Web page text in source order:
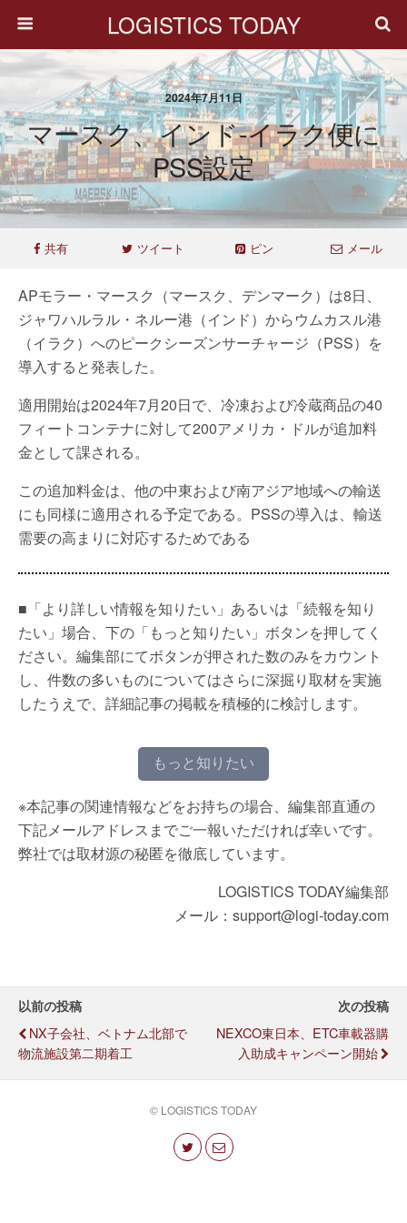
LOGISTICS TODAY
2024年7月11日
マースク、インド-イラク便に
PSS設定
共有 ツイート ピン メール
APモラー・マースク（マースク、デンマーク）は8日、
ジャワハルラル・ネルー港（インド）からウムカスル港
（イラク）へのピークシーズンサーチャージ（PSS）を
導入すると発表した。
適用開始は2024年7月20日で、冷凍および冷蔵商品の40
フィートコンテナに対して200アメリカ・ドルが追加料
金として課される。
この追加料金は、他の中東および南アジア地域への輸送
にも同様に適用される予定である。PSSの導入は、輸送
需要の高まりに対応するためである
■「より詳しい情報を知りたい」あるいは「続報を知り
たい」場合、下の「もっと知りたい」ボタンを押してく
ださい。編集部にてボタンが押された数のみをカウント
し、件数の多いものについてはさらに深掘り取材を実施
したうえで、詳細記事の掲載を積極的に検討します。
もっと知りたい
※本記事の関連情報などをお持ちの場合、編集部直通の
下記メールアドレスまでご一報いただければ幸いです。
弊社では取材源の秘匿を徹底しています。
LOGISTICS TODAY編集部
メール：support@logi-today.com
以前の投稿
NX子会社、ベトナム北部で
物流施設第二期着工
次の投稿
NEXCO東日本、ETC車載器購
入助成キャンペーン開始
© LOGISTICS TODAY